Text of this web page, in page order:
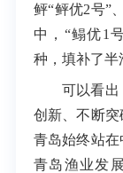
鲆“鲆优2号”
中，“鳎优1
种，填补了半
可以看出
创新、不断突
青岛始终站
青岛渔业发